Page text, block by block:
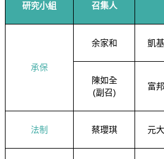
研究小組 召集人
承保
余家和 凱
陳如全
(副召)
富
法制 蔡瓔琪 元